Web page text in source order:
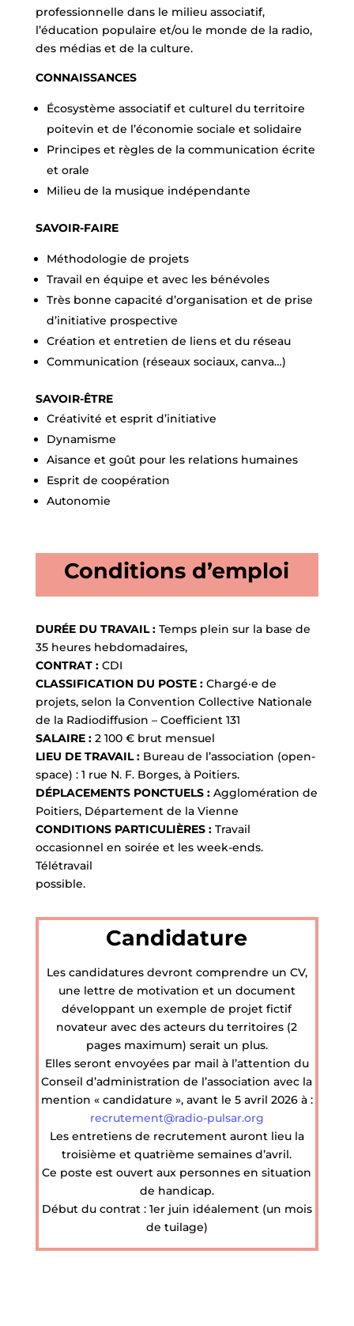
professionnelle dans le milieu associatif,
l’éducation populaire et/ou le monde de la radio,
des médias et de la culture.
CONNAISSANCES
Écosystème associatif et culturel du territoire
poitevin et de l’économie sociale et solidaire
Principes et règles de la communication écrite
et orale
Milieu de la musique indépendante
SAVOIR-FAIRE
Méthodologie de projets
Travail en équipe et avec les bénévoles
Très bonne capacité d’organisation et de prise
d’initiative prospective
Création et entretien de liens et du réseau
Communication (réseaux sociaux, canva…)
SAVOIR-ÊTRE
Créativité et esprit d’initiative
Dynamisme
Aisance et goût pour les relations humaines
Esprit de coopération
Autonomie
Conditions d’emploi
DURÉE DU TRAVAIL :Temps plein sur la base de
35 heures hebdomadaires,
CONTRAT :CDI
CLASSIFICATION DU POSTE :Chargé·e de
projets, selon la Convention Collective Nationale
de la Radiodiffusion – Coefficient 131
SALAIRE :2 100 € brut mensuel
LIEU DE TRAVAIL :Bureau de l’association (open-
space) : 1 rue N. F. Borges, à Poitiers.
DÉPLACEMENTS PONCTUELS :Agglomération de
Poitiers, Département de la Vienne
CONDITIONS PARTICULIÈRES :Travail
occasionnel en soirée et les week-ends.
Télétravail
possible.
Candidature
Les candidatures devront comprendre un CV,
une lettre de motivation et un document
développant un exemple de projet fictif
novateur avec des acteurs du territoires (2
pages maximum) serait un plus.
Elles seront envoyées par mail à l’attention du
Conseil d’administration de l’association avec la
mention « candidature », avant le 5 avril 2026 à :
recrutement@radio-pulsar.org
Les entretiens de recrutement auront lieu la
troisième et quatrième semaines d’avril.
Ce poste est ouvert aux personnes en situation
de handicap.
Début du contrat : 1er juin idéalement (un mois
de tuilage)